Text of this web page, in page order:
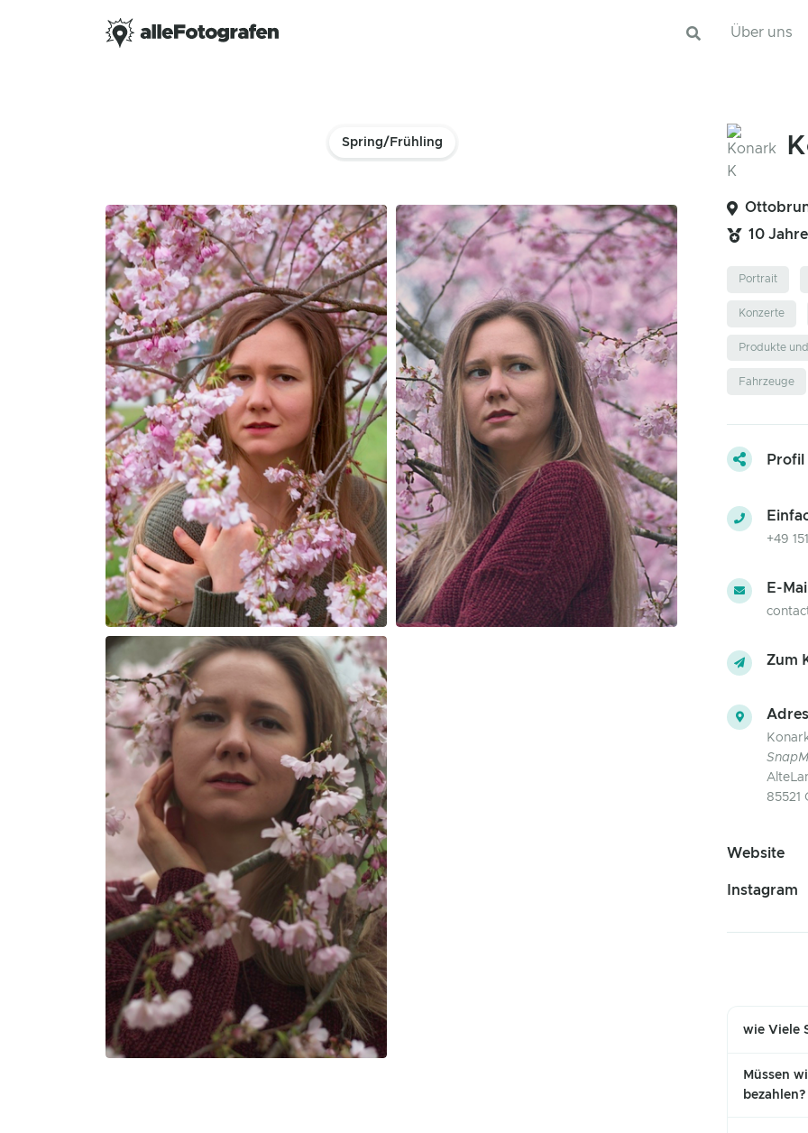
Über uns
Spring/Frühling
10
Portrait
Konzerte
Produkte
Fahrzeuge
Profil
+49
E-
Zum
85521
Website
Instagram
wie Viele
Müssen
bezahlen?